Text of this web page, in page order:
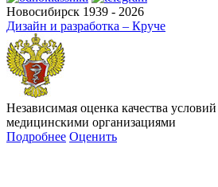
Новосибирск 1939 - 2026
Дизайн и разработка – Круче
Независимая оценка качества
медицинскими организациями
Подробнее Оценить